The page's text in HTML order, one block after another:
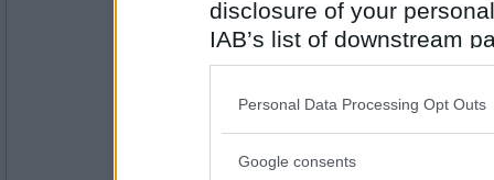
disclosure of your
IAB’s list of downstream
also be disclosed by us
Downstream Participants
Please note that this
Personal Data Processing Opt Outs
Google consents
Monicare- Ej medlem längre
Antal inlägg:
Vad trånar en hårdrockare allra mest